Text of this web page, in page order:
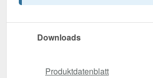
Downloads
Produktdatenblatt